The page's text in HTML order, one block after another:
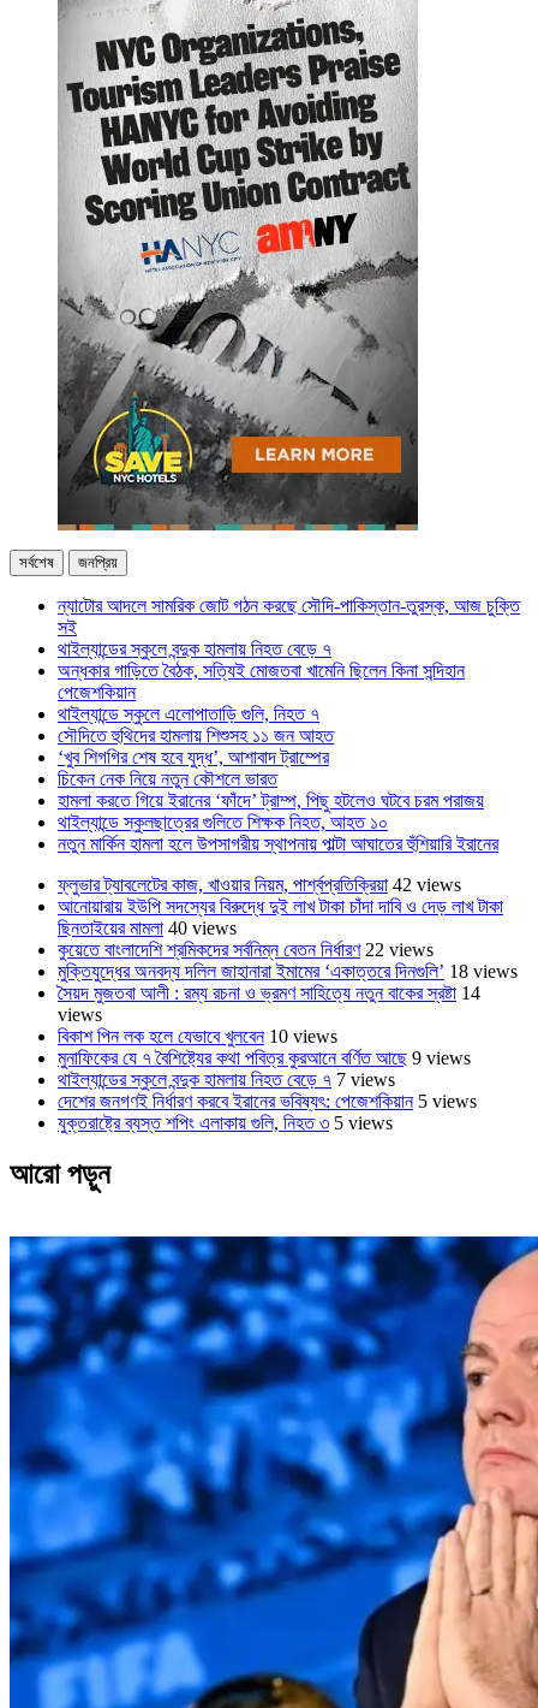
সর্বশেষ জনপ্রিয়
ন্যাটোর আদলে সামরিক জোট গঠন করছে সৌদি-পাকিস্তান-তুরস্ক, আজ চুক্তি
সই
থাইল্যান্ডের স্কুলে বন্দুক হামলায় নিহত বেড়ে ৭
অন্ধকার গাড়িতে বৈঠক, সত্যিই মোজতবা খামেনি ছিলেন কিনা সন্দিহান
পেজেশকিয়ান
থাইল্যান্ডে স্কুলে এলোপাতাড়ি গুলি, নিহত ৭
সৌদিতে হুথিদের হামলায় শিশুসহ ১১ জন আহত
‘খুব শিগগির শেষ হবে যুদ্ধ’, আশাবাদ ট্রাম্পের
চিকেন নেক নিয়ে নতুন কৌশলে ভারত
হামলা করতে গিয়ে ইরানের ‘ফাঁদে’ ট্রাম্প, পিছু হটলেও ঘটবে চরম পরাজয়
থাইল্যান্ডে স্কুলছাত্রের গুলিতে শিক্ষক নিহত, আহত ১০
নতুন মার্কিন হামলা হলে উপসাগরীয় স্থাপনায় পাল্টা আঘাতের হুঁশিয়ারি ইরানের
ফ্লুভার ট্যাবলেটের কাজ, খাওয়ার নিয়ম, পার্শ্বপ্রতিক্রিয়া 42 views
আনোয়ারায় ইউপি সদস্যের বিরুদ্ধে দুই লাখ টাকা চাঁদা দাবি ও দেড় লাখ টাকা
ছিনতাইয়ের মামলা 40 views
কুয়েতে বাংলাদেশি শ্রমিকদের সর্বনিম্ন বেতন নির্ধারণ 22 views
মুক্তিযুদ্ধের অনবদ্য দলিল জাহানারা ইমামের ‘একাত্তরে দিনগুলি’ 18 views
সৈয়দ মুজতবা আলী : রম্য রচনা ও ভ্রমণ সাহিত্যে নতুন বাকের স্রষ্টা 14
views
বিকাশ পিন লক হলে যেভাবে খুলবেন 10 views
মুনাফিকের যে ৭ বৈশিষ্ট্যের কথা পবিত্র কুরআনে বর্ণিত আছে 9 views
থাইল্যান্ডের স্কুলে বন্দুক হামলায় নিহত বেড়ে ৭ 7 views
দেশের জনগণই নির্ধারণ করবে ইরানের ভবিষ্যৎ: পেজেশকিয়ান 5 views
যুক্তরাষ্ট্রে ব্যস্ত শপিং এলাকায় গুলি, নিহত ৩ 5 views
আরো পড়ুন